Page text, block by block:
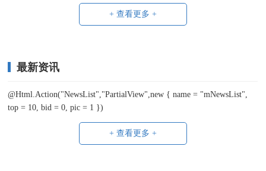
+ 查看更多 +
最新资讯
@Html.Action("NewsList","PartialView",new { name = "mNewsList",
top = 10, bid = 0, pic = 1 })
+ 查看更多 +